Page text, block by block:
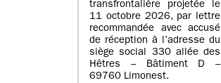
transfrontalière projetée le
11 octobre 2026, par lettre
recommandée avec accusé
de réception à l’adresse du
siège social 330 allée des
Hêtres – Bâtiment D –
69760 Limonest.